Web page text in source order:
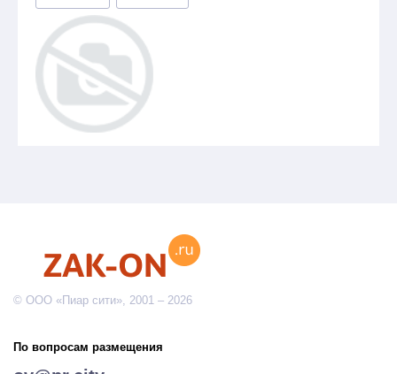
© ООО «Пиар сити», 2001 – 2026
По вопросам размещения